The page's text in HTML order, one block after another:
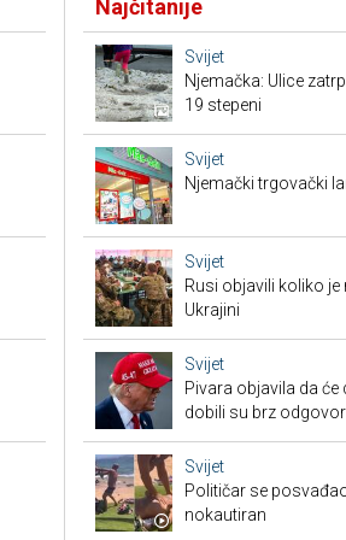
Najčitanije
Svijet
Njemačka: Ulice
19 stepeni
Svijet
Njemački trgovački
Svijet
Rusi objavili koliko
Ukrajini
Svijet
Pivara objavila da će
dobili su brz odgovor
Svijet
Političar se
nokautiran